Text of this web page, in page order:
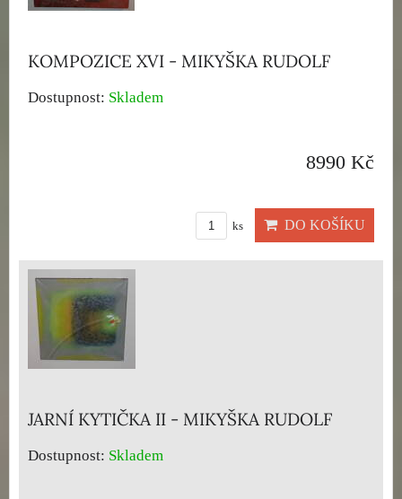
KOMPOZICE XVI - MIKYŠKA RUDOLF
Dostupnost: Skladem
8990 Kč
ks DO KOŠÍKU
JARNÍ KYTIČKA II - MIKYŠKA RUDOLF
Dostupnost: Skladem